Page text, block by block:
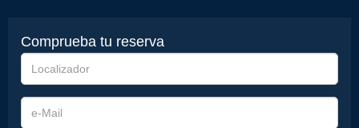
Comprueba tu reserva
Localizador
e-
Mail